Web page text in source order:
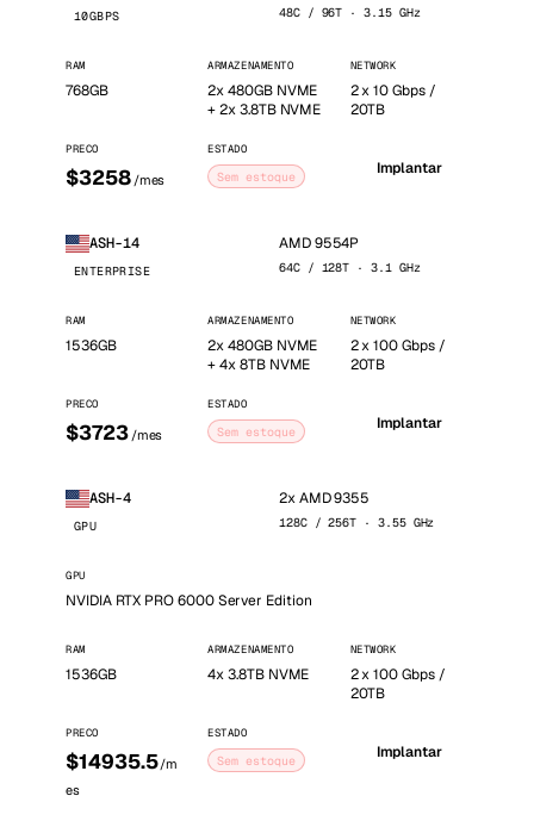
10GBPS 48C / 96T · 3.15 GHz
RAM
768GB
ARMAZENAMENTO
2x 480GB NVME
+ 2x 3.8TB NVME
NETWORK
2 x 10 Gbps /
20TB
PRECO
$3258 /mes
ESTADO
Sem estoque Implantar
ASH-14
ENTERPRISE
AMD 9554P
64C / 128T · 3.1 GHz
RAM
1536GB
ARMAZENAMENTO
2x 480GB NVME
+ 4x 8TB NVME
NETWORK
2 x 100 Gbps /
20TB
PRECO
$3723 /mes
ESTADO
Sem estoque Implantar
ASH-4
GPU
2x AMD 9355
128C / 256T · 3.55 GHz
GPU
NVIDIA RTX PRO 6000 Server Edition
RAM
1536GB
ARMAZENAMENTO
4x 3.8TB NVME
NETWORK
2 x 100 Gbps /
20TB
PRECO
$14935.5/m
es
ESTADO
Sem estoque Implantar